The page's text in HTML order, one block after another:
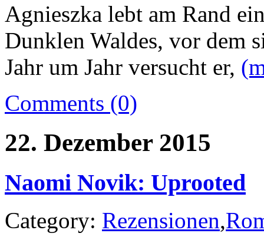
Agnieszka lebt am Rand
Dunklen Waldes, vor dem
Jahr um Jahr versucht er,
Comments (0)
22. Dezember 2015
Naomi Novik: Uprooted
Category: Rezensionen,